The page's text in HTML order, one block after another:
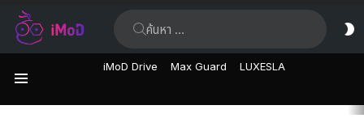
iMoD Drive Max Guard LUXESLA